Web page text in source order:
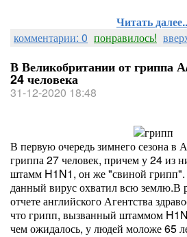
Читать
комментарии: 0 понравилось!
В Великобритании от гриппа
24 человека
31-12-2020 18:48
В первую очередь зимнего сезона в
гриппа 27 человек, причем у 24 из
штамм H1N1, он же "свиной
данный вирус охватил всю землю.В
отчете английского Агентства
что грипп, вызванный штаммом
чем ожидалось, у людей моложе 65